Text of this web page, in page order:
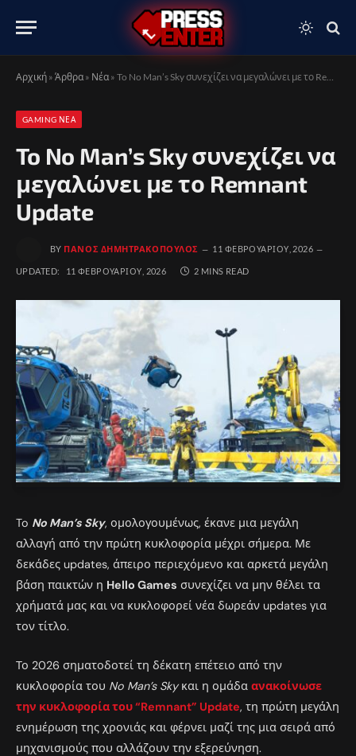
Αρχική » Άρθρα » Νέα » To No Man’s Sky συνεχίζει να μεγαλώνει με το Remnant Update
GAMING ΝΈΑ
To No Man’s Sky συνεχίζει να
μεγαλώνει με το Remnant
Update
BY ΠΆΝΟΣ ΔΗΜΗΤΡΑΚΌΠΟΥΛΟΣ 11 ΦΕΒΡΟΥΑΡΊΟΥ, 2026
UPDATED: 11 ΦΕΒΡΟΥΑΡΊΟΥ, 2026 2 MINS READ
To No Man’s Sky, ομολογουμένως, έκανε μια μεγάλη
αλλαγή από την πρώτη κυκλοφορία μέχρι σήμερα. Με
δεκάδες updates, άπειρο περιεχόμενο και αρκετά μεγάλη
βάση παικτών η Hello Games συνεχίζει να μην θέλει τα
χρήματά μας και να κυκλοφορεί νέα δωρεάν updates για
τον τίτλο.
Το 2026 σηματοδοτεί τη δέκατη επέτειο από την
κυκλοφορία του No Man’s Skyκαι η ομάδα ανακοίνωσε
την κυκλοφορία του “Remnant” Update, τη πρώτη μεγάλη
ενημέρωση της χρονιάς και φέρνει μαζί της μια σειρά από
μηχανισμούς που αλλάζουν την εξερεύνηση.